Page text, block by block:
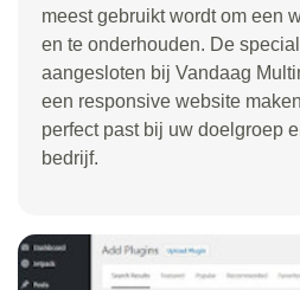
meest gebruikt wordt om een
en te onderhouden. De
aangesloten bij Vandaag
een responsive website
perfect past bij uw doelgroep
bedrijf.